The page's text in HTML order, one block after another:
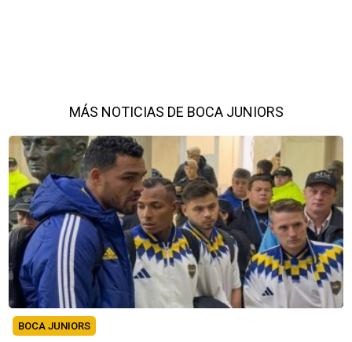
MÁS NOTICIAS DE BOCA JUNIORS
BOCA JUNIORS